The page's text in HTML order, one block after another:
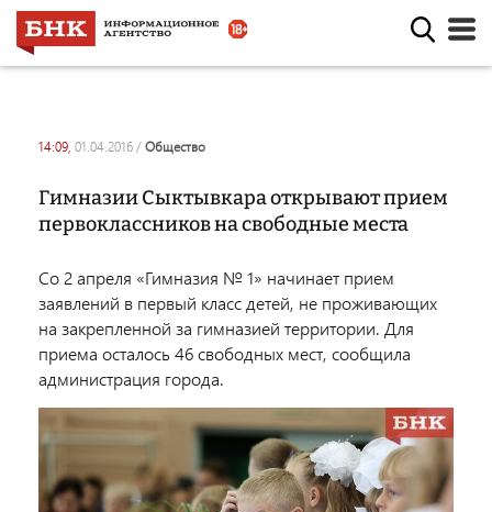
14:09, 01.04.2016 / общество
Гимназии Сыктывкара открывают прием
первоклассников на свободные места
Со 2 апреля «Гимназия № 1» начинает прием
заявлений в первый класс детей, не проживающих
на закрепленной за гимназией территории. Для
приема осталось 46 свободных мест, сообщила
администрация города.